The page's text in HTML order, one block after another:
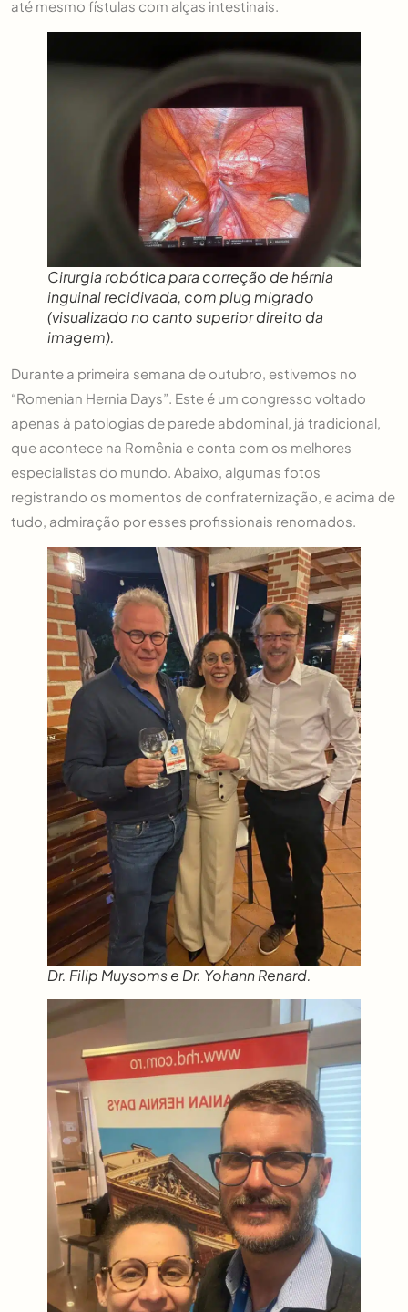
até mesmo fístulas com alças intestinais.
Cirurgia robótica para correção de hérnia
inguinal recidivada, com plug migrado
(visualizado no canto superior direito da
imagem).
Durante a primeira semana de outubro, estivemos no
“Romenian Hernia Days”. Este é um congresso voltado
apenas à patologias de parede abdominal, já tradicional,
que acontece na Romênia e conta com os melhores
especialistas do mundo. Abaixo, algumas fotos
registrando os momentos de confraternização, e acima de
tudo, admiração por esses profissionais renomados.
Dr. Filip Muysoms e Dr. Yohann Renard.